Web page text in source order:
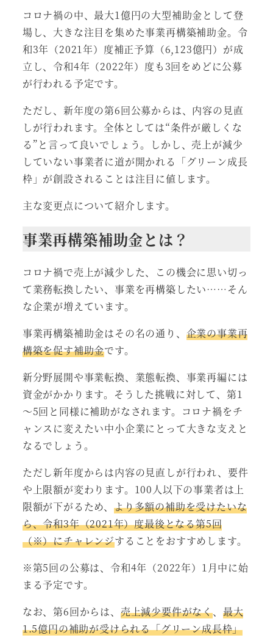
コロナ禍の中、最大1億円の大型補助金として登
場し、大きな注目を集めた事業再構築補助金。令
和3年（2021年）度補正予算（6,123億円）が成
立し、令和4年（2022年）度も3回をめどに公募
が行われる予定です。
ただし、新年度の第6回公募からは、内容の見直
しが行われます。全体としては“条件が厳しくな
る”と言って良いでしょう。しかし、売上が減少
していない事業者に道が開かれる「グリーン成長
枠」が創設されることは注目に値します。
主な変更点について紹介します。
事業再構築補助金とは？
コロナ禍で売上が減少した、この機会に思い切っ
て業務転換したい、事業を再構築したい……そん
な企業が増えています。
事業再構築補助金はその名の通り、 企業の事業再
構築を促す補助金です。
新分野展開や事業転換、業態転換、事業再編には
資金がかかります。そうした挑戦に対して、第1
～5回と同様に補助がなされます。コロナ禍をチ
ャンスに変えたい中小企業にとって大きな支えと
なるでしょう。
ただし新年度からは内容の見直しが行われ、要件
や上限額が変わります。100人以下の事業者は上
限額が下がるため、 より多額の補助を受けたいな
ら、令和3年（2021年）度最後となる第5回
（※）にチャレンジすることをおすすめします。
※第5回の公募は、令和4年（2022年）1月中に始
まる予定です。
なお、第6回からは、 売上減少要件がなく、 最大
1.5億円の補助が受けられる「グリーン成長枠」